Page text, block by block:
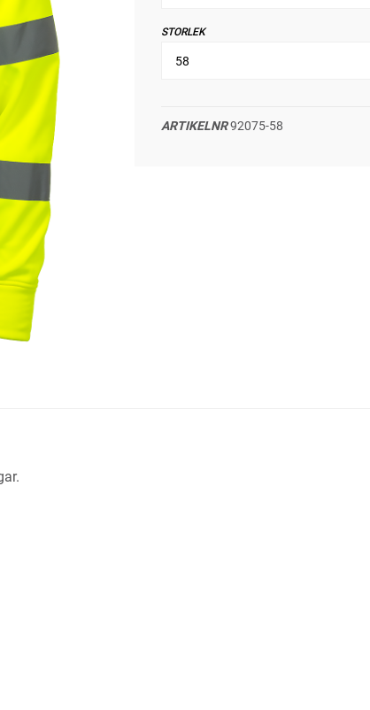
STORLEK
ARTIKELNR92075-58